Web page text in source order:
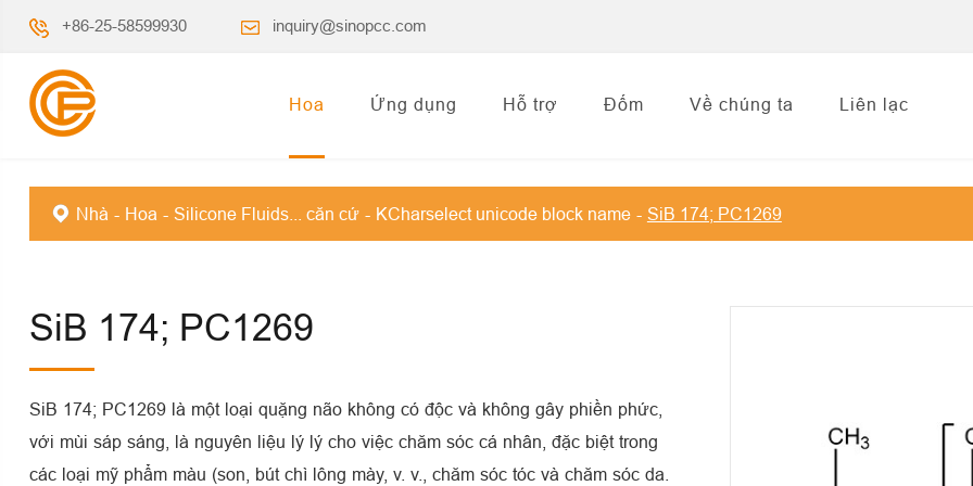
+86-25-58599930 inquiry@sinopcc.com
Hoa Ứng dụng Hỗ trợ Đốm Về chúng ta Liên lạc
Nhà Hoa Silicone Fluids... căn cứ KCharselect unicode block name SiB 174; PC1269
SiB 174; PC1269
SiB 174; PC1269 là một loại quặng não không có độc và không gây phiền phức,
với mùi sáp sáng, là nguyên liệu lý lý cho việc chăm sóc cá nhân, đặc biệt trong
các loại mỹ phẩm màu (son, bút chì lông mày, v. v., chăm sóc tóc và chăm sóc da.